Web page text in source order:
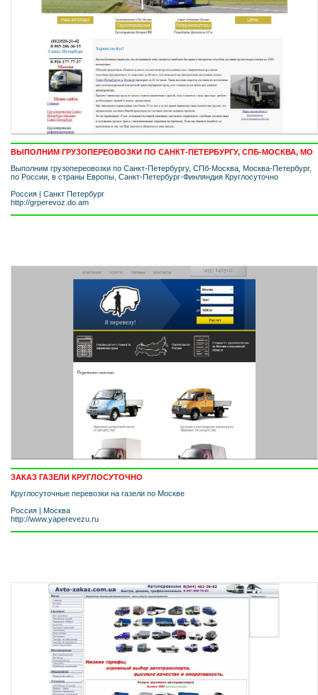
ВЫПОЛНИМ ГРУЗОПЕРЕОВОЗКИ ПО САНКТ-ПЕТЕРБУРГУ, СПБ-МОСКВА, МО
Выполним грузопереовозки по Санкт-Петербургу, СПб-Москва, Москва-Петербург,
по России, в страны Европы, Санкт-Петербург-Финляндия Круглосуточно
Россия | Санкт Петербург
http://grperevoz.do.am
ЗАКАЗ ГАЗЕЛИ КРУГЛОСУТОЧНО
Круглосуточные перевозки на газели по Москве
Россия | Москва
http://www.yaperevezu.ru